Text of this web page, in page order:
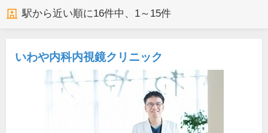
駅から近い順に16件中、 1～15件
いわや内科内視鏡クリニック